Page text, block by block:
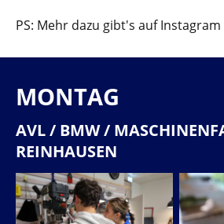
PS: Mehr dazu gibt's auf
MONTAG
AVL / BMW /
REINHAUSEN